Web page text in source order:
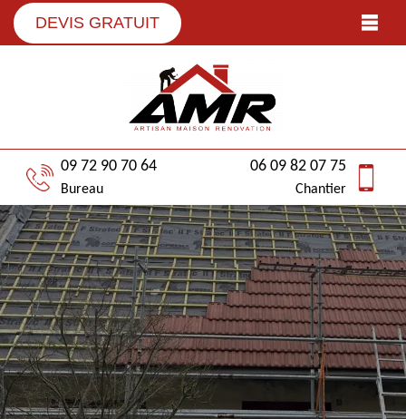
DEVIS GRATUIT
09 72 90 70 64
Bureau
06 09 82 07 75
Chantier